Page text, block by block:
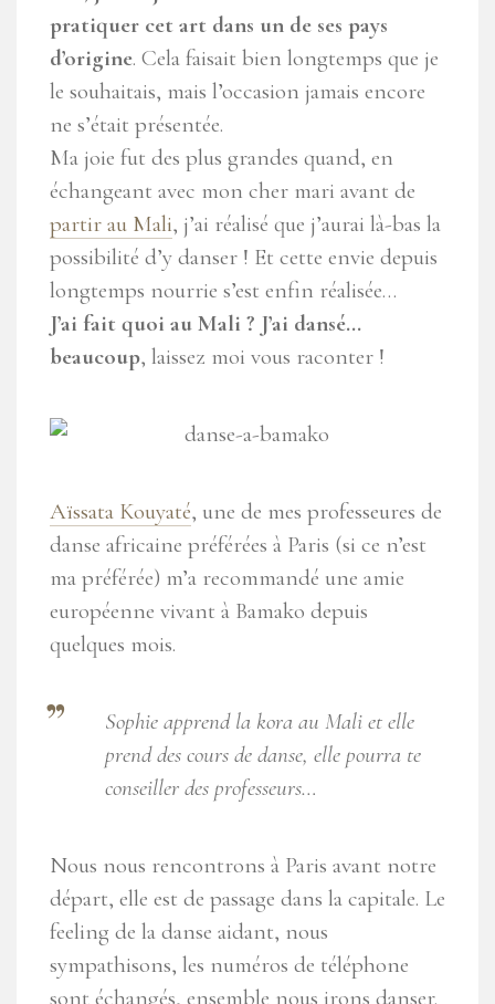
pratiquer cet art dans un de ses pays
d’origine. Cela faisait bien longtemps que je
le souhaitais, mais l’occasion jamais encore
ne s’était présentée.
Ma joie fut des plus grandes quand, en
échangeant avec mon cher mari avant de
partir au Mali, j’ai réalisé que j’aurai là-bas la
possibilité d’y danser ! Et cette envie depuis
longtemps nourrie s’est enfin réalisée…
J’ai fait quoi au Mali ? J’ai dansé…
beaucoup, laissez moi vous raconter !
Aïssata Kouyaté, une de mes professeures de
danse africaine préférées à Paris (si ce n’est
ma préférée) m’a recommandé une amie
européenne vivant à Bamako depuis
quelques mois.
Sophie apprend la kora au Mali et elle
prend des cours de danse, elle pourra te
conseiller des professeurs…
Nous nous rencontrons à Paris avant notre
départ, elle est de passage dans la capitale. Le
feeling de la danse aidant, nous
sympathisons, les numéros de téléphone
sont échangés, ensemble nous irons danser.